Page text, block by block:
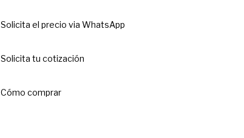
Solicita el precio via WhatsApp
Solicita tu cotización
Cómo comprar